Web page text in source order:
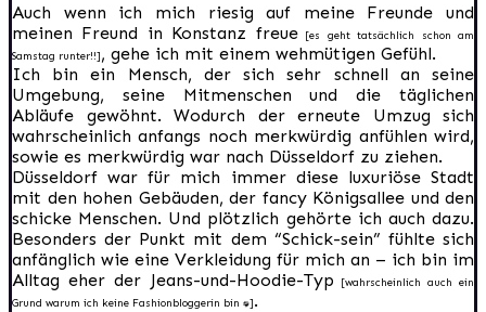
Auch wenn ich mich riesig auf meine Freunde und
meinen Freund in Konstanz freue[es geht tatsächlich schon am
Samstag runter!!], gehe ich mit einem wehmütigen Gefühl.
Ich bin ein Mensch, der sich sehr schnell an seine
Umgebung, seine Mitmenschen und die täglichen
Abläufe gewöhnt. Wodurch der erneute Umzug sich
wahrscheinlich anfangs noch merkwürdig anfühlen wird,
sowie es merkwürdig war nach Düsseldorf zu ziehen.
Düsseldorf war für mich immer diese luxuriöse Stadt
mit den hohen Gebäuden, der fancy Königsallee und den
schicke Menschen. Und plötzlich gehörte ich auch dazu.
Besonders der Punkt mit dem “Schick-sein” fühlte sich
anfänglich wie eine Verkleidung für mich an – ich bin im
Alltag eher der Jeans-und-Hoodie-Typ [wahrscheinlich auch ein
Grund warum ich keine Fashionbloggerin bin :D].